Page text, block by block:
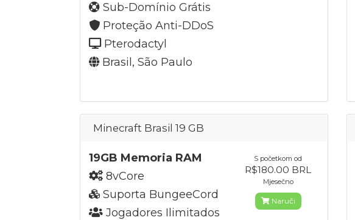
Sub-Domínio Grátis
Proteção Anti-DDoS
Pterodactyl
Brasil, São Paulo
Minecraft Brasil 19 GB
19GB Memoria RAM
8vCore
Suporta BungeeCord
Jogadores Ilimitados
S početkom od
R$180.00 BRL
Mjesečno
Naruči